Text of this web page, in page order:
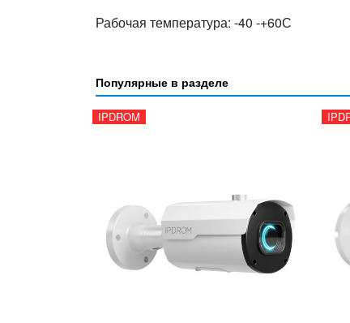
Рабочая температура: -40 -+60С
Популярные в разделе
IPDROM